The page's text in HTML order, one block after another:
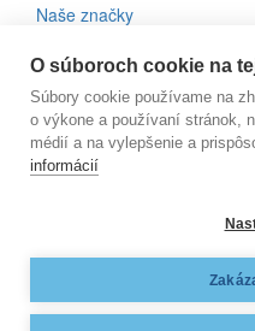
Naše značky
Kontakty
Prihlásenie do
E-mail
KLEMENS, s.r.o.,
klemens@klemens.sk,
O súboroch cookie na
Súbory cookie používame na
o výkone a používaní stránok,
médií a na vylepšenie a
informácií